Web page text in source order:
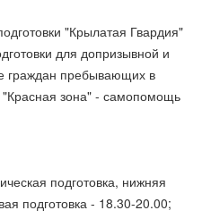
"Крылатая Гвардия"
для допризывной и
граждан пребывающих в
"Красная зона" - самопомощь
подготовка, нижняя
подготовка - 18.30-20.00;